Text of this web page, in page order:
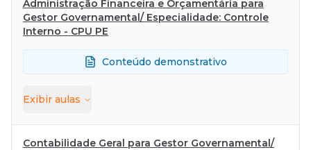
Administração Financeira e Orçamentária para
Gestor Governamental/ Especialidade: Controle
Interno - CPU PE
Conteúdo demonstrativo
Exibir aulas
Contabilidade Geral para Gestor Governamental/